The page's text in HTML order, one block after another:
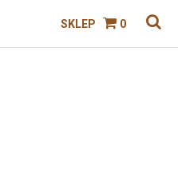
SKLEP 0